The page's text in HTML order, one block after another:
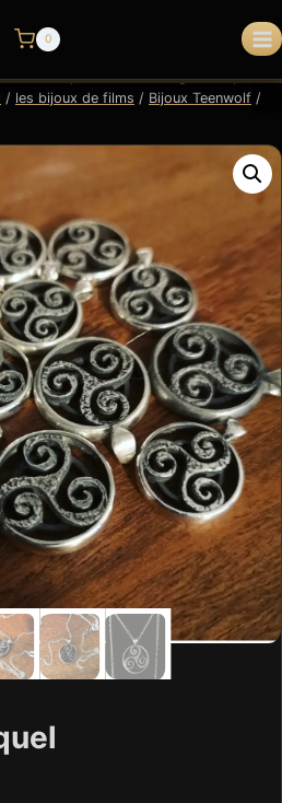
0
themes : pendentifs et bagues inspirés
/ les bijoux de films / Bijoux Teenwolf /